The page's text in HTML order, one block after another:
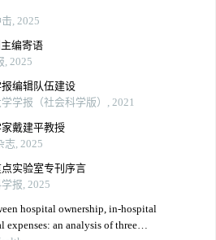
, 2025
编寄语
, 2025
编辑队伍建设
学报（社会科学版）, 2021
戴建平教授
志, 2025
实验室专刊序言
报, 2025
hospital ownership, in-hospital
expenses: an analysis of three